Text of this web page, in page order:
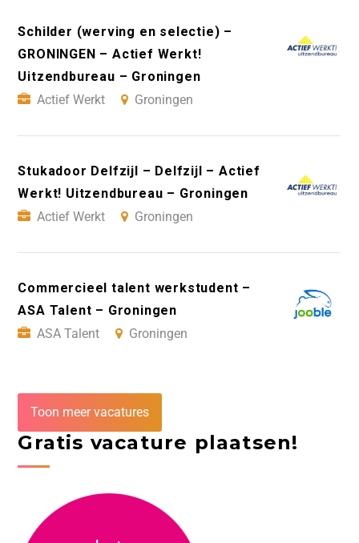
Schilder (werving en selectie) –
GRONINGEN – Actief Werkt!
Uitzendbureau – Groningen
Actief Werkt
Groningen
Stukadoor Delfzijl – Delfzijl – Actief
Werkt! Uitzendbureau – Groningen
Actief Werkt
Groningen
Commercieel talent werkstudent –
ASA Talent – Groningen
ASA Talent
Groningen
Toon meer vacatures
Gratis vacature plaatsen!